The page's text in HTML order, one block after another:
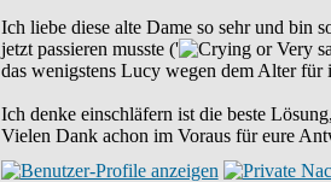
Ich liebe diese alte Dame so sehr und bin
jetzt passieren musste ('
das wenigstens Lucy wegen dem Alter für
Ich denke einschläfern ist die beste
Vielen Dank achon im Voraus für eure